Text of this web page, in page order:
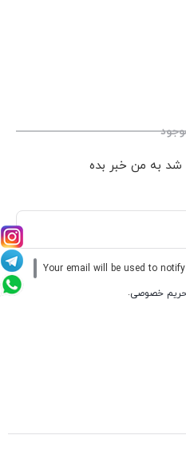
به من خبر بده
Your email will be used to
خصوصی.